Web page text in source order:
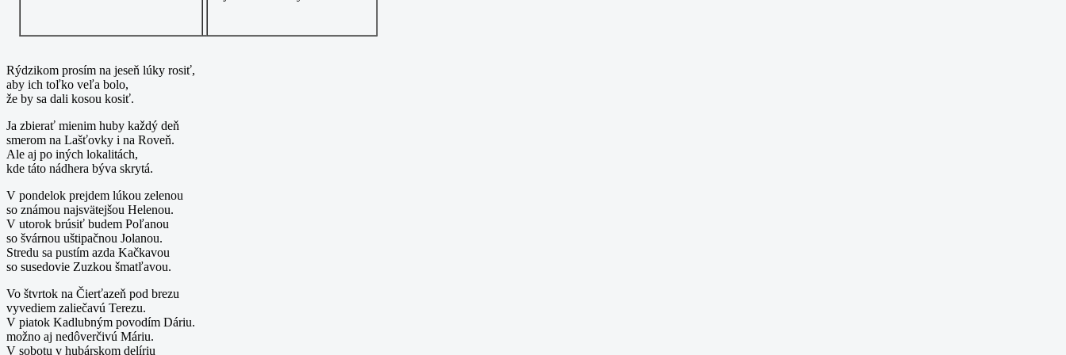
Rýdzikom prosím na jeseň lúky rosiť,
aby ich toľko veľa bolo,
že by sa dali kosou kosiť.
Ja zbierať mienim huby každý deň
smerom na Lašťovky i na Roveň.
Ale aj po iných lokalitách,
kde táto nádhera býva skrytá.
V pondelok prejdem lúkou zelenou
so známou najsvätejšou Helenou.
V utorok brúsiť budem Poľanou
so švárnou uštipačnou Jolanou.
Stredu sa pustím azda Kačkavou
so susedovie Zuzkou šmatľavou.
Vo štvrtok na Čierťazeň pod brezu
vyvediem zaliečavú Terezu.
V piatok Kadlubným povodím Dáriu.
možno aj nedôverčivú Máriu.
V sobotu v hubárskom delíriu